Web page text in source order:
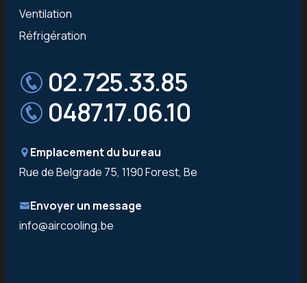
Ventilation
Réfrigération
02.725.33.85
0487.17.06.10
Emplacement du bureau
Rue de Belgrade 75, 1190 Forest, Be
Envoyer un message
info@aircooling.be